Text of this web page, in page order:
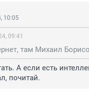
10:05
09:41
там Михаил
А если есть
почитай.